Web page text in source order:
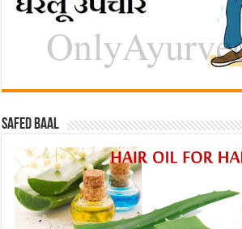
Safed baal